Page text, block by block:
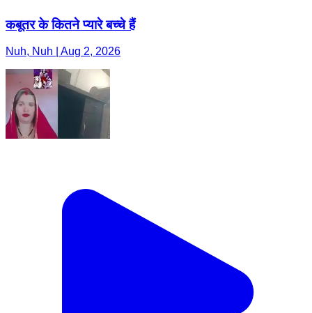
कबूतर के कितने प्यारे बच्चे हैं
Nuh, Nuh | Aug 2, 2026